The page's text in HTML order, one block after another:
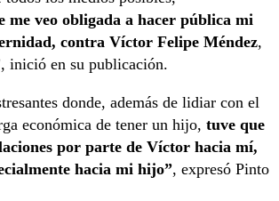
me veo obligada a hacer pública mi
contra Víctor Felipe Méndez,
inició en su publicación.
donde, además de lidiar con el
económica de tener un hijo, tuve que
por parte de Víctor hacia mí,
hacia mi hijo”, expresó Pinto